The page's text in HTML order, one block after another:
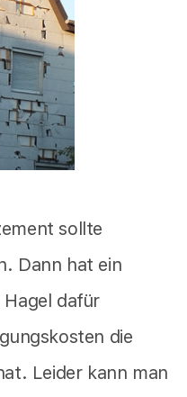
sollte
Dann hat ein
dafür
die
Leider kann man